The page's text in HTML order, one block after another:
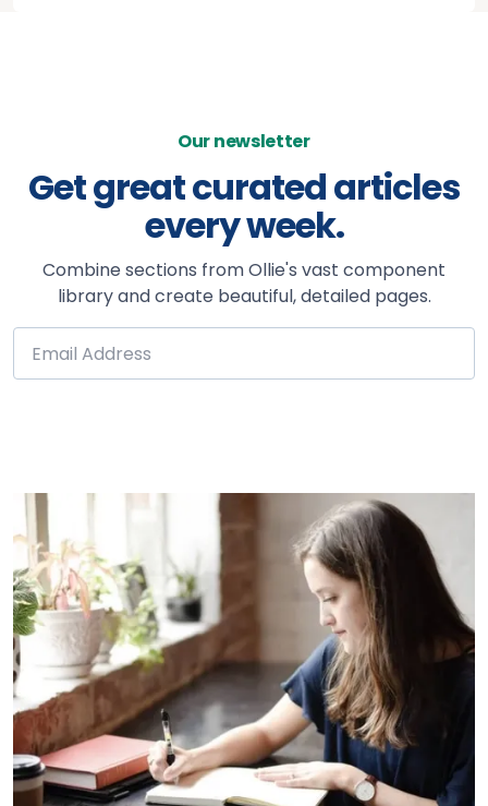
Our newsletter
Get great curated articles
every week.
Combine sections from Ollie's vast component
library and create beautiful, detailed pages.